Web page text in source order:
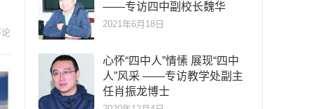
——专访四中副校长魏华
2021年6月18日
心怀“四中人”情愫 展现“四中
人”风采 ——专访教学处副主
任肖振龙博士